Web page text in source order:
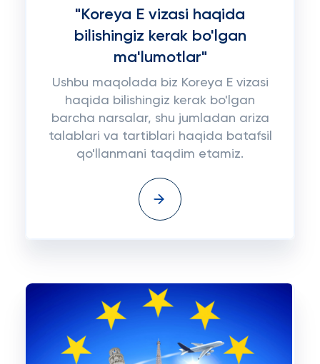
"Koreya E vizasi haqida
bilishingiz kerak bo'lgan
ma'lumotlar"
Ushbu maqolada biz Koreya E vizasi
haqida bilishingiz kerak bo'lgan
barcha narsalar, shu jumladan ariza
talablari va tartiblari haqida batafsil
qo'llanmani taqdim etamiz.